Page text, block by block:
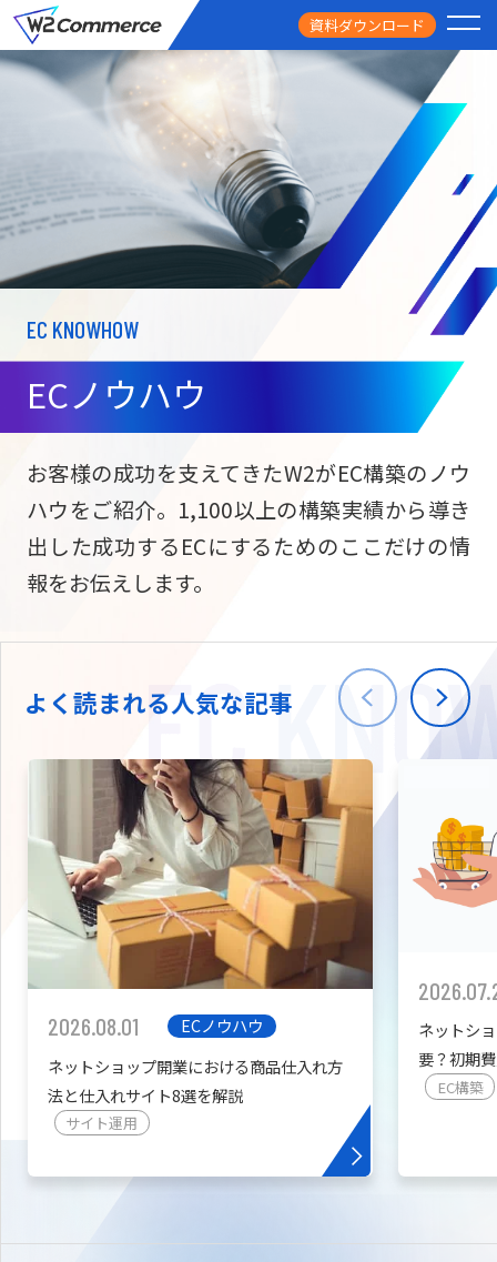
資料ダウンロード
サービス
ECサイト構築
サブスク/定期通販
ECサイト構築
海外進出・現地
W2
拡張プラグイン一覧
カスタマイズ開発
PRICE
料金
FEATURE
導入事例
USEFUL
お役立ち情報
NEWS
ニュース
会社情報
TW
EC KNOWHOW
ECノウハウ
お客様の成功を支えてきたW2がEC構築のノウ
ハウをご紹介。1,100以上の構築実績から導き
出した成功するECにするためのここだけの情
報をお伝えします。
よく読まれる人気な記事
2026.08.01
ECノウハウ
ネットショップ開業における商品仕入れ方
法と仕入れサイト8選を解説
サイト運用
ネットシ
要？初期
を紹介
EC構築